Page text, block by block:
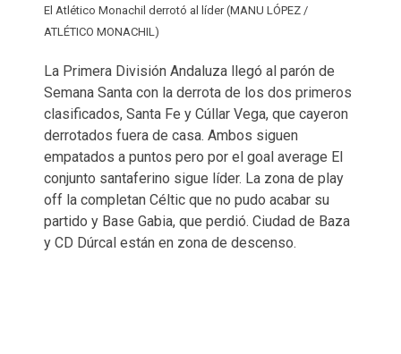
El Atlético Monachil derrotó al líder (MANU LÓPEZ /
ATLÉTICO MONACHIL)
La Primera División Andaluza llegó al parón de
Semana Santa con la derrota de los dos primeros
clasificados, Santa Fe y Cúllar Vega, que cayeron
derrotados fuera de casa. Ambos siguen
empatados a puntos pero por el goal average El
conjunto santaferino sigue líder. La zona de play
off la completan Céltic que no pudo acabar su
partido y Base Gabia, que perdió. Ciudad de Baza
y CD Dúrcal están en zona de descenso.